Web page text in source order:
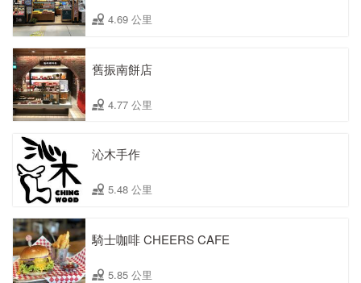
4.69 公里
舊振南餅店
4.77 公里
沁木手作
5.48 公里
騎士咖啡 CHEERS CAFE
5.85 公里